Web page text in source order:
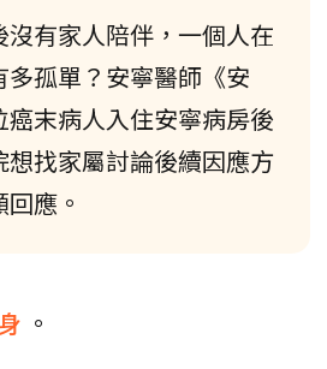
有家人陪伴，一個人在
孤單？安寧醫師《安
末病人入住安寧病房後
想找家屬討論後續因應方
應。
。